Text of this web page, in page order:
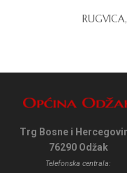
Trg Bosne i
76290 Odžak
Telefonska centrala: